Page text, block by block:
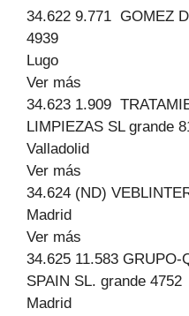
34.622 9.771 GOMEZ
4939
Lugo
Ver más
34.623 1.909
LIMPIEZAS SL grande
Valladolid
Ver más
34.624 (ND)
Madrid
Ver más
34.625 11.583
SPAIN SL. grande 4752
Madrid